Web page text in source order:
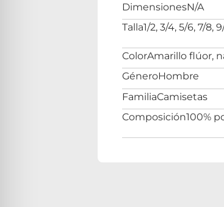
DimensionesN/A
Talla1/2, 3/4, 5/6, 7/8,
ColorAmarillo flúor,
GéneroHombre
FamiliaCamisetas
Composición100%